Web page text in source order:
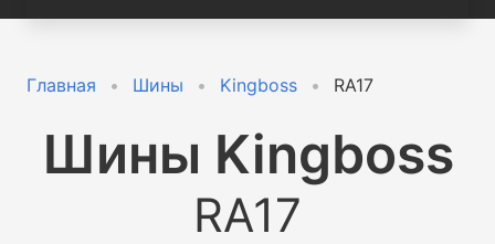
Главная Шины Kingboss RA17
Шины Kingboss
RA17